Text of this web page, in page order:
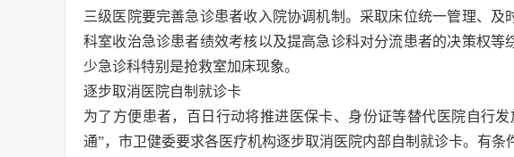
三级医院要完善急诊患者收入院协调机制。采取床位统一管理、
科室收治急诊患者绩效考核以及提高急诊科对分流患者的决策权
少急诊科特别是抢救室加床现象。
逐步取消医院自制就诊卡
为了方便患者，百日行动将推进医保卡、身份证等替代医院自行
通”，市卫健委要求各医疗机构逐步取消医院内部自制就诊卡。有条